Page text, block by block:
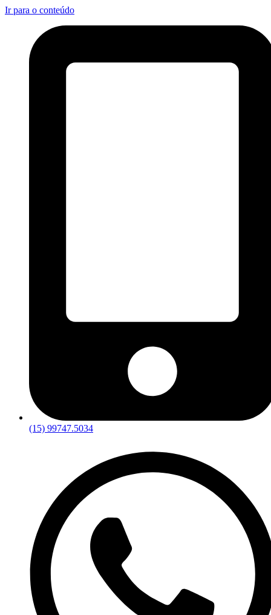
Ir para o conteúdo
(15) 99747.5034